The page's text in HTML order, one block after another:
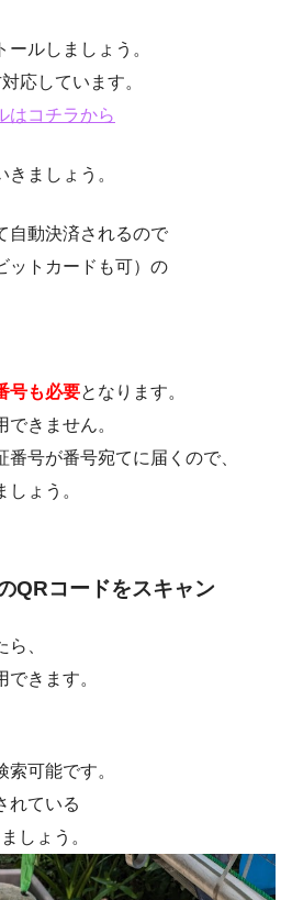
ルしましょう。
応しています。
はコチラから
ましょう。
自動決済されるので
ットカードも可）の
号も必要となります。
きません。
号が番号宛てに届くので、
ょう。
QRコードをスキャン
、
きます。
可能です。
れている
しょう。